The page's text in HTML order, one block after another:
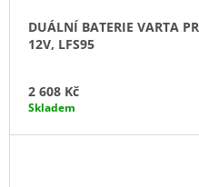
DUÁLNÍ BATERIE VARTA
12V, LFS95
2 608 Kč
Skladem